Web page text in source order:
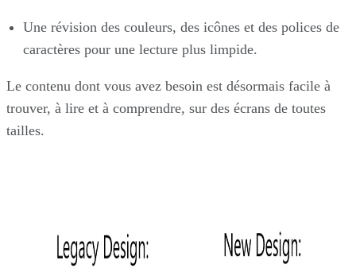
Une révision des couleurs, des icônes et des polices de
caractères pour une lecture plus limpide.
Le contenu dont vous avez besoin est désormais facile à
trouver, à lire et à comprendre, sur des écrans de toutes
tailles.